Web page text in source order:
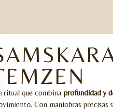
ritual que combina profundidad y
Con maniobras precisas